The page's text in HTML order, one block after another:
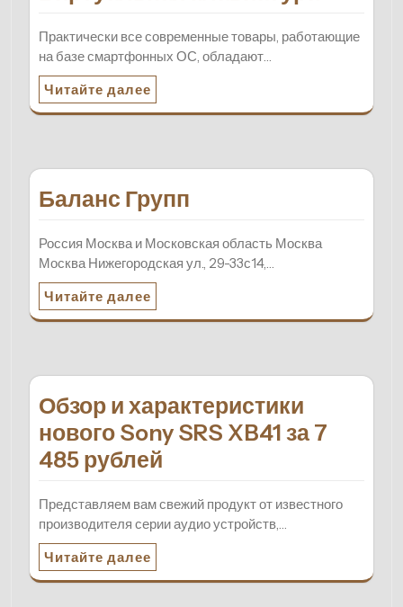
Практически все современные товары, работающие
на базе смартфонных ОС, обладают…
Читайте далее
Баланс Групп
Россия Москва и Московская область Москва
Москва Нижегородская ул., 29-33с14,…
Читайте далее
Обзор и характеристики
нового Sony SRS XB41 за 7
485 рублей
Представляем вам свежий продукт от известного
производителя серии аудио устройств,…
Читайте далее